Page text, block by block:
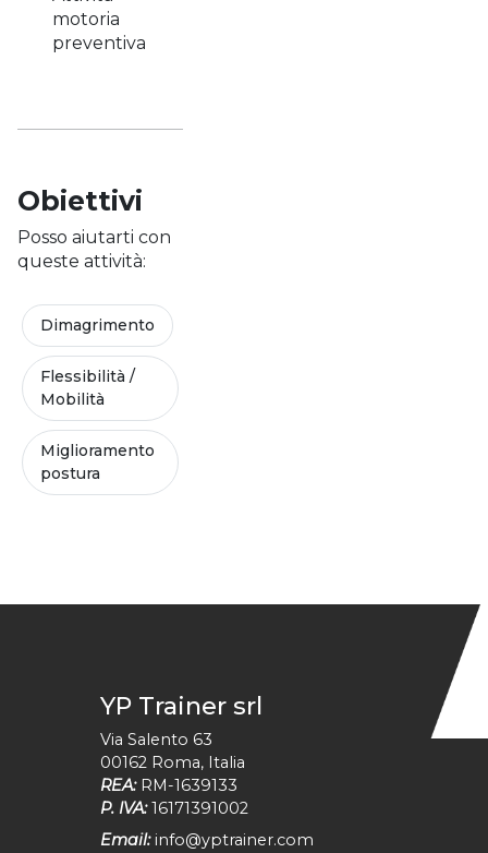
motoria
preventiva
Obiettivi
Posso aiutarti con
queste attività:
Dimagrimento
Flessibilità /
Mobilità
Miglioramento
postura
YP Trainer srl
Via Salento 63
00162 Roma, Italia
REA: RM-1639133
P. IVA: 16171391002
Email: info@yptrainer.com